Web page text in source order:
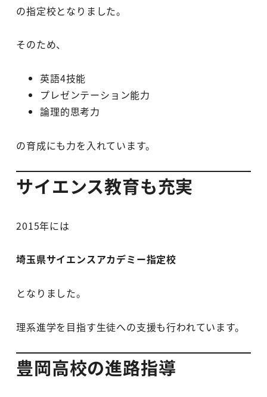
の指定校となりました。
そのため、
英語4技能
プレゼンテーション能力
論理的思考力
の育成にも力を入れています。
サイエンス教育も充実
2015年には
埼玉県サイエンスアカデミー指定校
となりました。
理系進学を目指す生徒への支援も行われています。
豊岡高校の進路指導